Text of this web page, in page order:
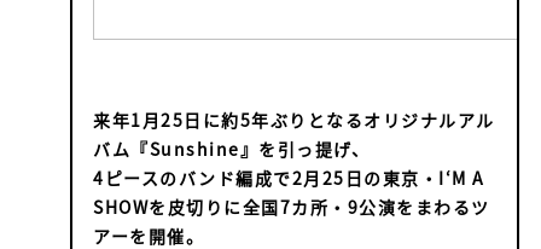
来年1月25日に約5年ぶりとなるオリジナルアル
バム『Sunshine』を引っ提げ、
4ピースのバンド編成で2月25日の東京・I‘M A
SHOWを皮切りに全国7カ所・9公演をまわるツ
アーを開催。